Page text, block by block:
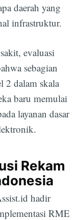
daerah yang
infrastruktur.
evaluasi
sebagian
2 dalam skala
baru memulai
layanan dasar
Rekam
hadir
RME